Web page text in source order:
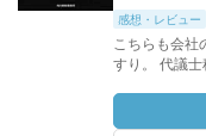
感想・レビュー
こちらも会社
すり。 代議